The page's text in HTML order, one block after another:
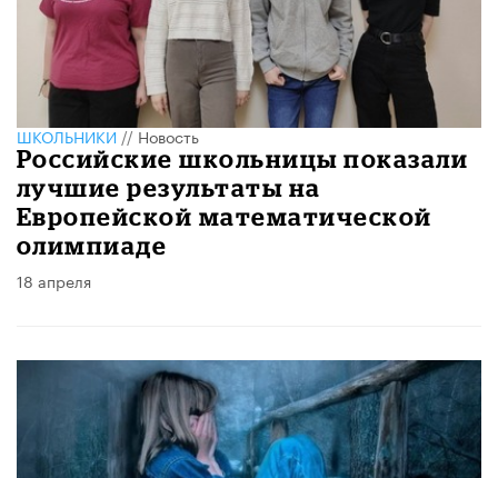
ШКОЛЬНИКИ//Новость
Российские школьницы показали
лучшие результаты на
Европейской математической
олимпиаде
18 апреля